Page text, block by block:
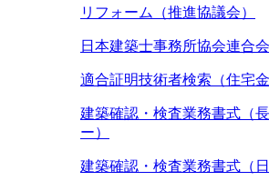
リフォーム（推進協議会）
日本建築士事務所協会連合会
適合証明技術者検索（住宅金
建築確認・検査業務書式（
ー）
建築確認・検査業務書式（日